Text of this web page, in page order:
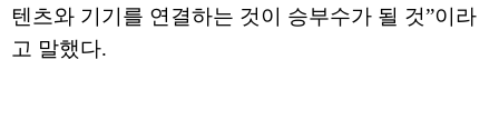
텐츠와 기기를 연결하는 것이 승부수가 될 것”이라
고 말했다.